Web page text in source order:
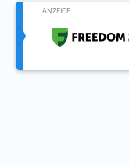
ANZEIGE